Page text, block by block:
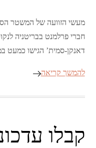
מעשי הזוועה של המשטר
חברי פרלמנט בבריטניה
דאנקן-סמית’ הגישו כמעט
להמשך קריאה
קבלו